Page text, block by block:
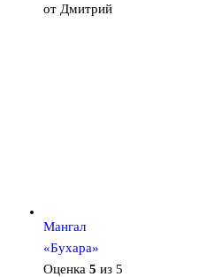
от Дмитрий
Мангал
«Бухара»
Оценка 5 из 5